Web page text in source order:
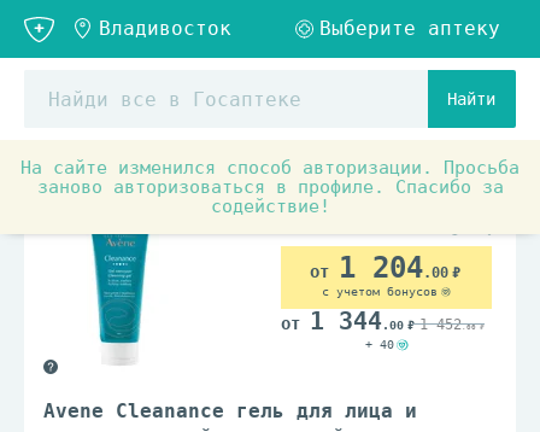
Найти
На сайте изменился способ авторизации. Просьба
заново авторизоваться в профиле. Спасибо за
содействие!
Товары для красоты и здоровья Средства по уходу
Avene Cleanance гель для лица и
1 204.00
с учетом бонусов
1 344.00 1 452.00
+ 40